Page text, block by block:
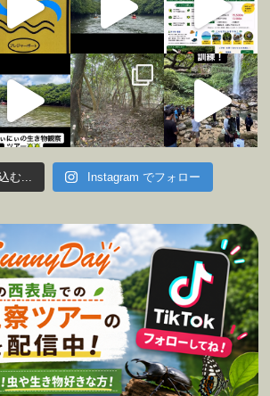
む... Instagram でフォロー